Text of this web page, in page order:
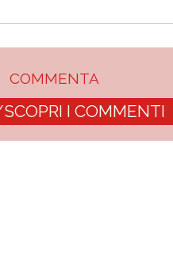
COMMENTA
I COMMENTI